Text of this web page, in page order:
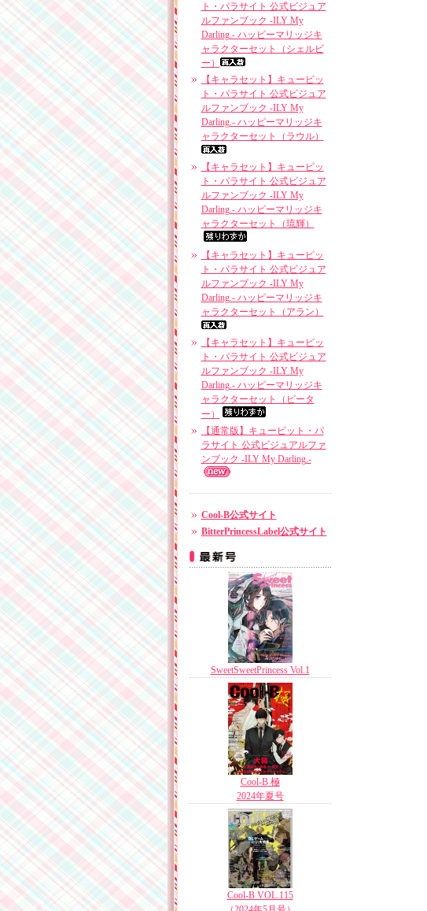
ト・パラサイト 公式ビジュア
ルファンブック -ILY My
Darling.- ハッピーマリッジキ
ャラクターセット（シェルビ
ー）
【キャラセット】キューピッ
ト・パラサイト 公式ビジュア
ルファンブック -ILY My
Darling.- ハッピーマリッジキ
ャラクターセット（ラウル）
【キャラセット】キューピッ
ト・パラサイト 公式ビジュア
ルファンブック -ILY My
Darling.- ハッピーマリッジキ
ャラクターセット（琉輝）
【キャラセット】キューピッ
ト・パラサイト 公式ビジュア
ルファンブック -ILY My
Darling.- ハッピーマリッジキ
ャラクターセット（アラン）
【キャラセット】キューピッ
ト・パラサイト 公式ビジュア
ルファンブック -ILY My
Darling.- ハッピーマリッジキ
ャラクターセット（ピータ
ー）
【通常版】キューピット・パ
ラサイト 公式ビジュアルファ
ンブック -ILY My Darling.-
Cool-B公式サイト
BitterPrincessLabel公式サイト
SweetSweetPrincess Vol.1
Cool-B 極
2024年夏号
Cool-B VOL.115